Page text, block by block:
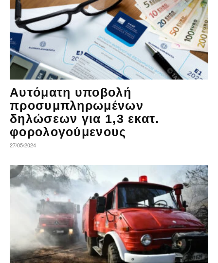
Αυτόματη υποβολή
προσυμπληρωμένων
δηλώσεων για 1,3 εκατ.
φορολογούμενους
27/05/2024